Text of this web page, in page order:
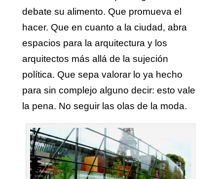
debate su alimento. Que promueva el
hacer. Que en cuanto a la ciudad, abra
espacios para la arquitectura y los
arquitectos más allá de la sujeción
política. Que sepa valorar lo ya hecho
para sin complejo alguno decir: esto vale
la pena. No seguir las olas de la moda.